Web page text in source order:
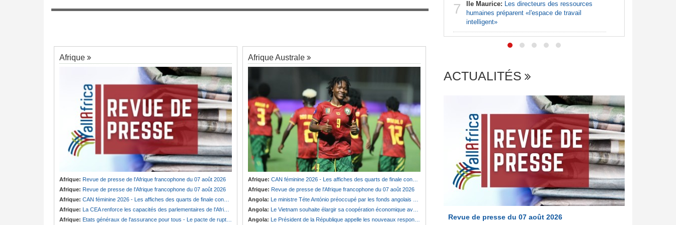
Afrique
Afrique: Revue de presse de l'Afrique francophone du 07 août 2026
Afrique: Revue de presse de l'Afrique francophone du 07 août 2026
Afrique: CAN féminine 2026 - Les affiches des quarts de finale connues
Afrique: La CEA renforce les capacités des parlementaires de l'Afrique de l'Est
Afrique: Etats généraux de l'assurance pour tous - Le pacte de rupture
Afrique Australe
Afrique: CAN féminine 2026 - Les affiches des quarts de finale connues
Afrique: Revue de presse de l'Afrique francophone du 07 août 2026
Angola: Le ministre Téte António préoccupé par les fonds angolais bloqués en Suisse
Angola: Le Vietnam souhaite élargir sa coopération économique avec le pays
Angola: Le Président de la République appelle les nouveaux responsables à renforcer l'action de l'Exécutif
de Biya - Le
7
des poursuites en France et au pays
Afrique:Revue de presse de l'Afrique
7 Ile Maurice: Les directeurs des ressources
humaines préparent «l'espace de travail
intelligent»
ACTUALITÉS
Revue de presse du 07 août 2026